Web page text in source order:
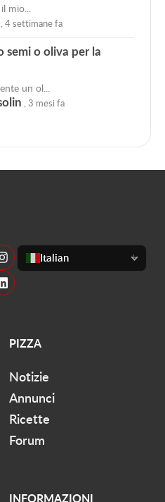
mio...
,4 settimane fa
semi o oliva per la
un ol...
, 3 mesi fa
Italian
PIZZA
Notizie
Annunci
Ricette
Forum
INFORMAZIONI